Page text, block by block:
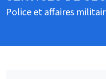
Police et affaires